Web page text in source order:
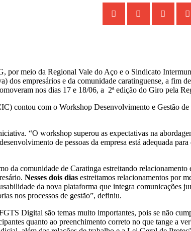
por meio da Regional Vale do Aço e o Sindicato
dos empresários e da comunidade caratinguense, a fim
nos dias 17 e 18/06, a 2ª edição do Giro pela
contou com o Workshop Desenvolvimento e Gestão de
“O workshop superou as expectativas na
de pessoas da empresa está adequada
da comunidade de Caratinga estreitando relacionamento
Nesses dois dias estreitamos relacionamentos por
da nova plataforma que integra comunicações
nos processos de gestão”, definiu.
Digital são temas muito importantes, pois se não
quanto ao preenchimento correto no que tange a